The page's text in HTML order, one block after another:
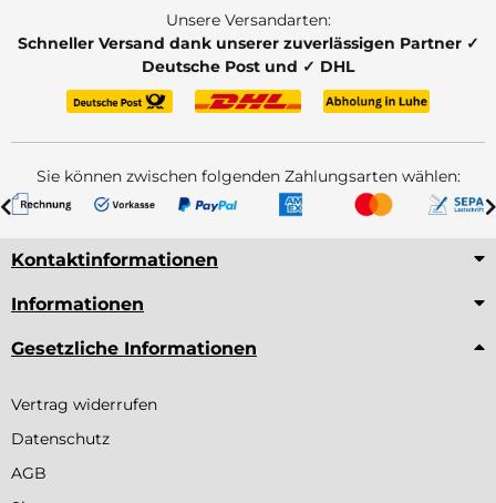
Unsere Versandarten:
Schneller Versand dank unserer zuverlässigen Partner ✓
Deutsche Post und ✓ DHL
Sie können zwischen folgenden Zahlungsarten wählen:
Kontaktinformationen
Informationen
Gesetzliche Informationen
Vertrag widerrufen
Datenschutz
AGB